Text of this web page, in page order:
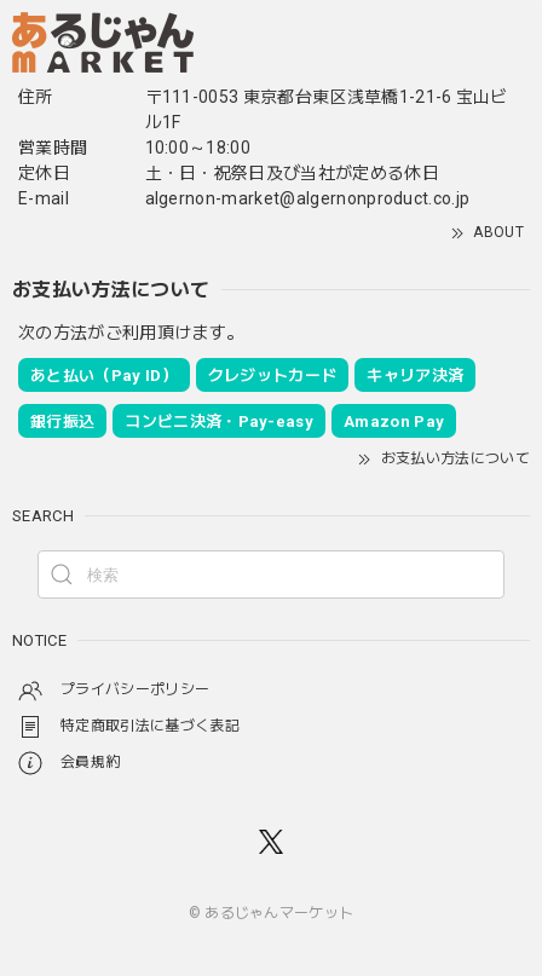
住所
〒111-0053 東京都台東区浅草橋1-21-6 宝山ビ
ル1F
営業時間
10:00～18:00
定休日
土・日・祝祭日及び当社が定める休日
E-mail
algernon-market@algernonproduct.co.jp
ABOUT
お支払い方法について
次の方法がご利用頂けます。
あと払い（Pay ID） クレジットカード キャリア決済
銀行振込 コンビニ決済・Pay-easy Amazon Pay
お支払い方法について
SEARCH
NOTICE
プライバシーポリシー
特定商取引法に基づく表記
会員規約
© あるじゃんマーケット